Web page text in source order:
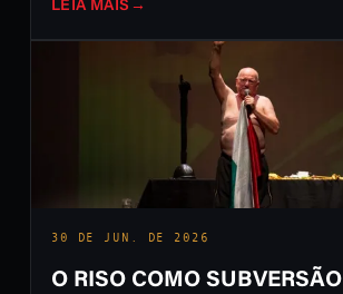
LEIA MAIS →
30 DE JUN. DE 2026
O RISO COMO SUBVERSÃO